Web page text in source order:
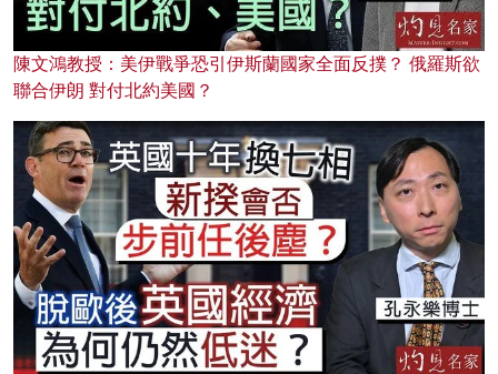
陳文鴻教授：美伊戰爭恐引伊斯蘭國家全面反撲？ 俄羅斯欲
聯合伊朗 對付北約美國？